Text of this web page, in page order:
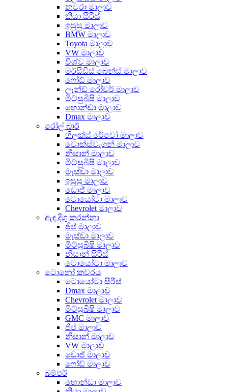
නවරා මාලාව
කියා සීරීස්
ඉසුසු මාලාව
BMW මාලාව
Toyota මාලාව
VW මාලාව
විශ්ව මාලාව
මර්සිඩීස් බෙන්ස් මාලාව
ෆෝඩ් මාලාව
ලෑන්ඩ් රෝවර් මාලාව
මිට්සුබිෂි මාලාව
හොන්ඩා මාලාව
Dmax මාලාව
රෝල් බාර්
හිලක්ස් රේවෝ මාලාව
වොක්ස්වැගන් මාලාව
නිසාන් මාලාව
මිට්සුබිෂි මාලාව
මැස්ඩා මාලාව
ඉසුසු මාලාව
ඩොජ් මාලාව
ටොයෝටා මාලාව
Chevrolet මාලාව
ඇඳ දිගු කරන්නා
ජීප් මාලාව
මැස්ඩා මාලාව
මිට්සුබිෂි මාලාව
නිසාන් සීරීස්
ටොයෝටා මාලාව
ටොනෝ කවරය
ටොයෝටා සීරීස්
Dmax මාලාව
Chevrolet මාලාව
මිට්සුබිෂි මාලාව
GMC මාලාව
ජීප් මාලාව
නිසාන් මාලාව
VW මාලාව
ඩොජ් මාලාව
ෆෝඩ් මාලාව
බම්පර්
හොන්ඩා මාලාව